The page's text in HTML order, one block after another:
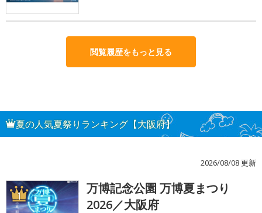
閲覧履歴をもっと見る
夏の人気夏祭りランキング【大阪府】
2026/08/08 更新
1
万博記念公園 万博夏まつり
2026／大阪府